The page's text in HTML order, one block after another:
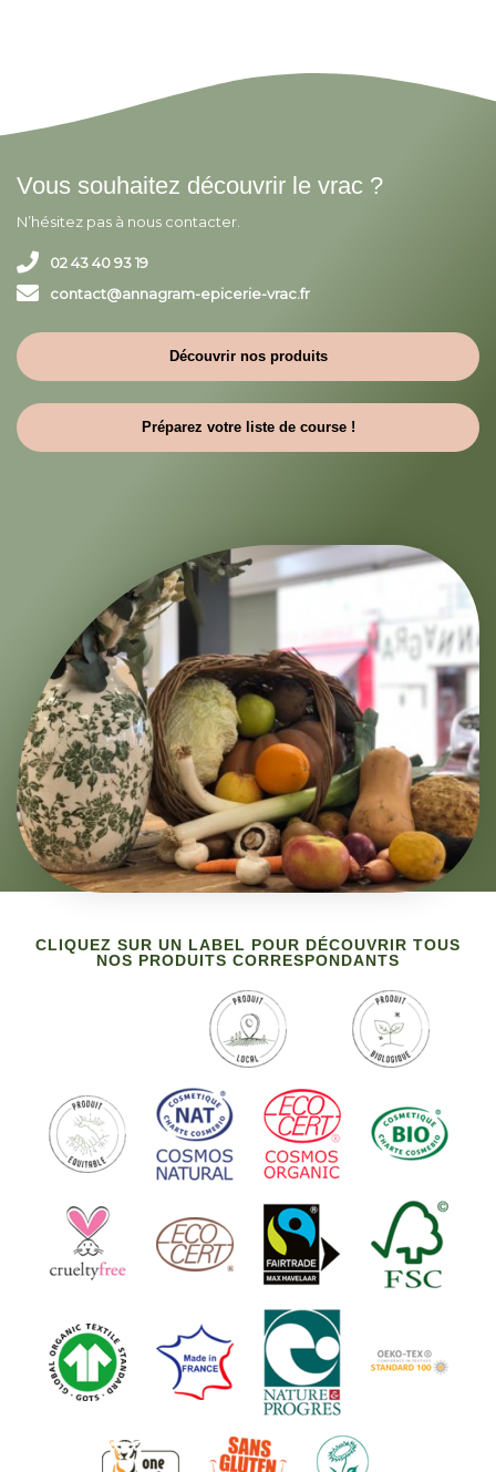
Vous souhaitez découvrir le vrac ?
N’hésitez pas à nous contacter.
02 43 40 93 19
contact@annagram-epicerie-vrac.fr
Découvrir nos produits
Préparez votre liste de course !
CLIQUEZ SUR UN LABEL POUR DÉCOUVRIR TOUS
NOS PRODUITS CORRESPONDANTS